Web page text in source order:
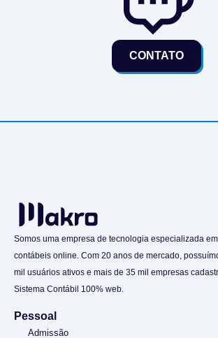
CONTATO
Somos uma empresa de tecnologia especializada
contábeis online. Com 20 anos de mercado,
mil usuários ativos e mais de 35 mil empresas
Sistema Contábil 100% web.
Pessoal
Admissão